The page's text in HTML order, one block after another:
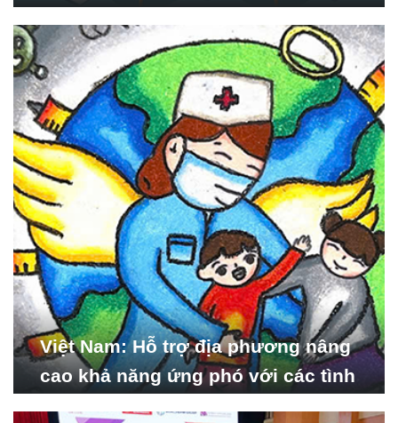
Nghiên cứu Phát triển Xã
hội_ISDS)
Việt Nam: Hỗ trợ địa phương nâng
cao khả năng ứng phó với các tình